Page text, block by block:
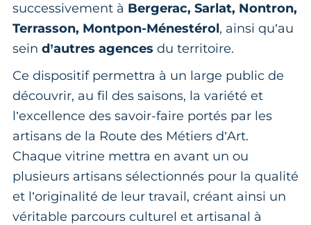
successivement à Bergerac, Sarlat, Nontron,
Terrasson, Montpon-Ménestérol, ainsi qu’au
sein d’autres agences du territoire.
Ce dispositif permettra à un large public de
découvrir, au fil des saisons, la variété et
l’excellence des savoir-faire portés par les
artisans de la Route des Métiers d’Art.
Chaque vitrine mettra en avant un ou
plusieurs artisans sélectionnés pour la qualité
et l’originalité de leur travail, créant ainsi un
véritable parcours culturel et artisanal à